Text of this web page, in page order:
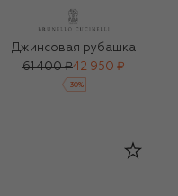
Джинсовая рубашка
61 400 ₽42 950 ₽
-30%